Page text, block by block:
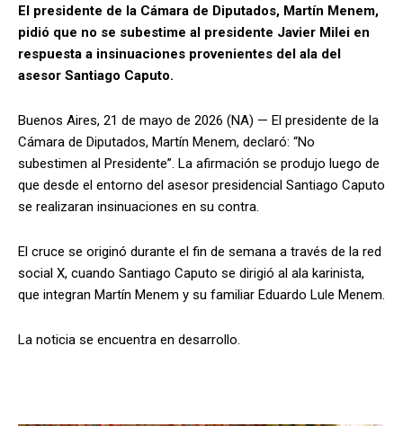
El presidente de la Cámara de Diputados, Martín Menem,
pidió que no se subestime al presidente Javier Milei en
respuesta a insinuaciones provenientes del ala del
asesor Santiago Caputo.
Buenos Aires, 21 de mayo de 2026 (NA) — El presidente de la
Cámara de Diputados, Martín Menem, declaró: “No
subestimen al Presidente”. La afirmación se produjo luego de
que desde el entorno del asesor presidencial Santiago Caputo
se realizaran insinuaciones en su contra.
El cruce se originó durante el fin de semana a través de la red
social X, cuando Santiago Caputo se dirigió al ala karinista,
que integran Martín Menem y su familiar Eduardo Lule Menem.
La noticia se encuentra en desarrollo.